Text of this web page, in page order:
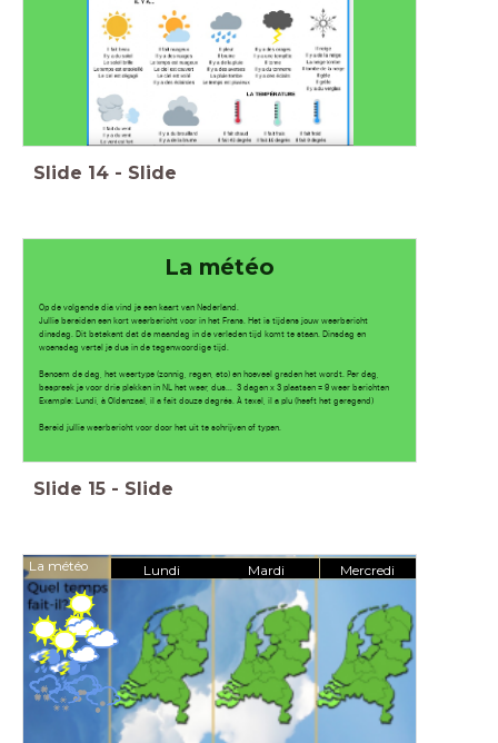
Slide 14 - Slide
La météo
Op de volgende dia vind je een kaart van Nederland.
Jullie bereiden een kort weerbericht voor in het Frans. Het is tijdens jouw weerbericht
dinsdag. Dit betekent dat de maandag in de verleden tijd komt te staan. Dinsdag en
woensdag vertel je dus in de tegenwoordige tijd.
Benoem de dag, het weertype (zonnig, regen, etc) en hoeveel graden het wordt. Per dag,
bespreek je voor drie plekken in NL het weer, dus... 3 dagen x 3 plaatsen = 9 weer berichten
Example: Lundi, à Oldenzaal, il a fait douze degrés. À texel, il a plu (heeft het geregend)
Bereid jullie weerbericht voor door het uit te schrijven of typen.
Slide 15 - Slide
La météo Lundi Mardi Mercredi